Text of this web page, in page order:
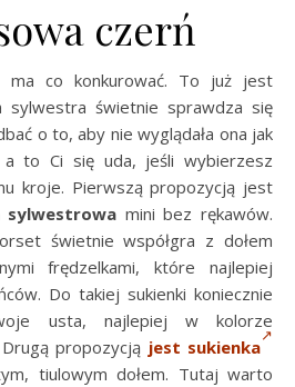
czerń
ma co konkurować. To już jest
sylwestra świetnie sprawdza się
o to, aby nie wyglądała ona jak
a to Ci się uda, jeśli wybierzesz
kroje. Pierwszą propozycją jest
sylwestrowa mini bez rękawów.
świetnie współgra z dołem
frędzelkami, które najlepiej
Do takiej sukienki koniecznie
usta, najlepiej w kolorze
propozycją jest sukienka
tiulowym dołem. Tutaj warto